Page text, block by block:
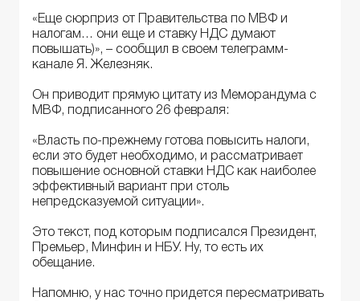
«Еще сюрприз от Правительства по МВФ и
налогам… они еще и ставку НДС думают
повышать)», – сообщил в своем телеграмм-
канале Я. Железняк.
Он приводит прямую цитату из Меморандума с
МВФ, подписанного 26 февраля:
«Власть по-прежнему готова повысить налоги,
если это будет необходимо, и рассматривает
повышение основной ставки НДС как наиболее
эффективный вариант при столь
непредсказуемой ситуации».
Это текст, под которым подписался Президент,
Премьер, Минфин и НБУ. Ну, то есть их
обещание.
Напомню, у нас точно придется пересматривать